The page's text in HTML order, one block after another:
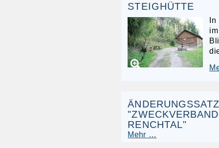
STEIGHÜTTE
In
RENCHTAL"
Mehr …